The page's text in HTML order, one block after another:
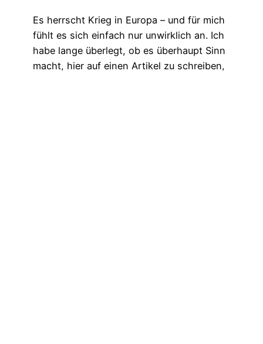
Es herrscht Krieg in Europa – und für mich
fühlt es sich einfach nur unwirklich an. Ich
habe lange überlegt, ob es überhaupt Sinn
macht, hier auf einen Artikel zu schreiben,